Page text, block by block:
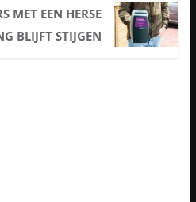
MET EEN HERSE
BLIJFT STIJGEN